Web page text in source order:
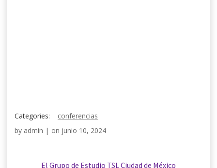
Categories:
conferencias
by admin | on junio 10, 2024
El Grupo de Estudio TSL Ciudad de México